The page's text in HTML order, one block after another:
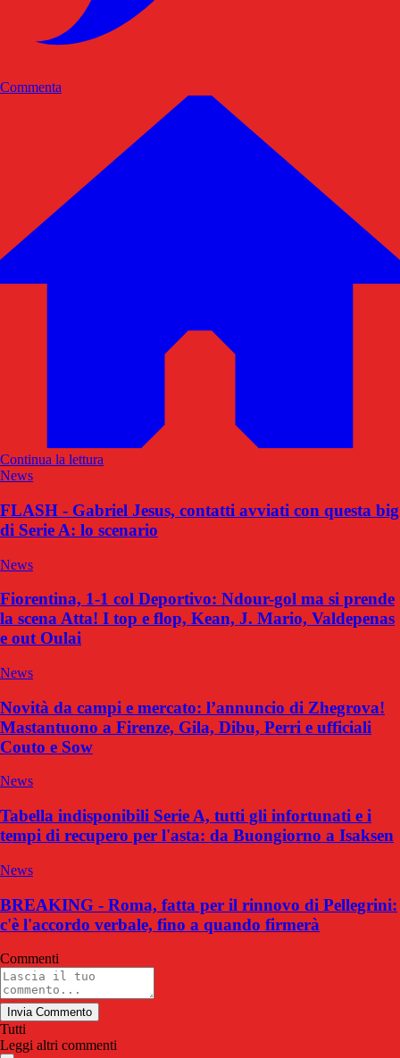
Commenta
Continua la lettura
News
FLASH - Gabriel Jesus, contatti avviati con questa big
di Serie A: lo scenario
News
Fiorentina, 1-1 col Deportivo: Ndour-gol ma si prende
la scena Atta! I top e flop, Kean, J. Mario, Valdepenas
e out Oulai
News
Novità da campi e mercato: l’annuncio di Zhegrova!
Mastantuono a Firenze, Gila, Dibu, Perri e ufficiali
Couto e Sow
News
Tabella indisponibili Serie A, tutti gli infortunati e i
tempi di recupero per l'asta: da Buongiorno a Isaksen
News
BREAKING - Roma, fatta per il rinnovo di Pellegrini:
c'è l'accordo verbale, fino a quando firmerà
Commenti
Invia Commento
Tutti
Leggi altri commenti